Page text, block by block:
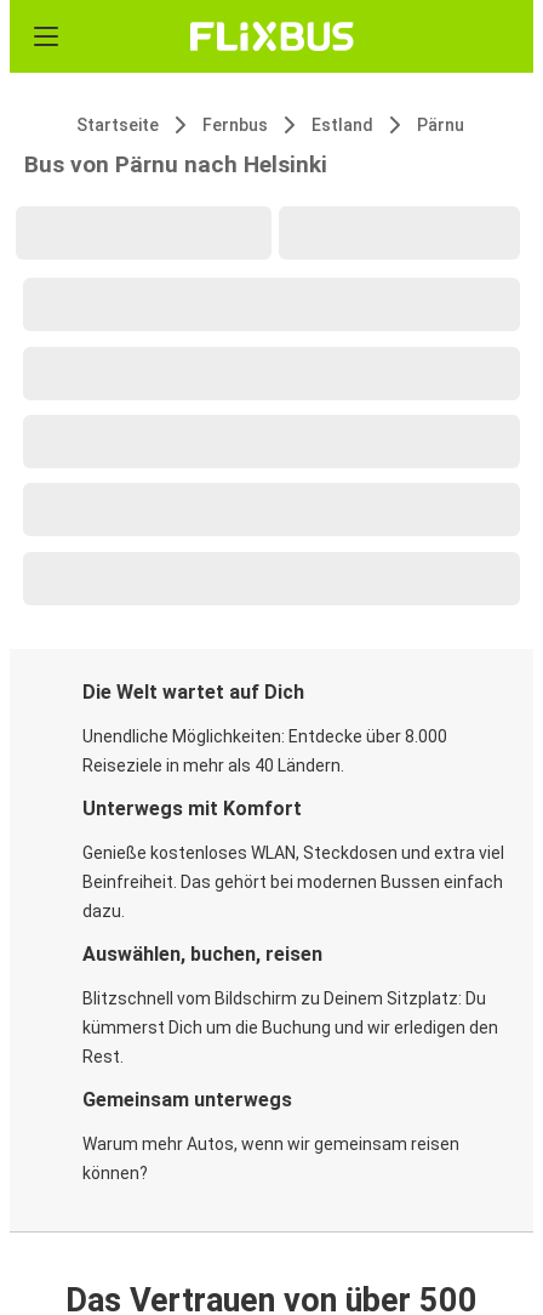
Startseite Fernbus Estland Pärnu
Bus von Pärnu nach Helsinki
Die Welt wartet auf Dich
Unendliche Möglichkeiten: Entdecke über 8.000
Reiseziele in mehr als 40 Ländern.
Unterwegs mit Komfort
Genieße kostenloses WLAN, Steckdosen und extra viel
Beinfreiheit. Das gehört bei modernen Bussen einfach
dazu.
Auswählen, buchen, reisen
Blitzschnell vom Bildschirm zu Deinem Sitzplatz: Du
kümmerst Dich um die Buchung und wir erledigen den
Rest.
Gemeinsam unterwegs
Warum mehr Autos, wenn wir gemeinsam reisen
können?
Das Vertrauen von über 500